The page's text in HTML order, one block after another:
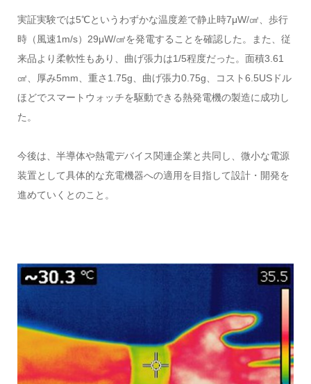
実証実験では5℃というわずかな温度差で静止時7μW/㎠、歩行
時（風速1m/s） 29μW/㎠を発電することを確認した。また、従
来品より柔軟性もあり、曲げ張力は1/5程度だった。面積3.61
㎠、厚み5mm、重さ 1.75g、曲げ張力0.75g、コスト6.5USドル
ほどでスマートウォッチを駆動できる熱発電機の製造に成功し
た。
今後は、半導体や熱電デバイス関連企業と共同し、微小な電源
装置として具体的な充電機器への適用を目指して設計・開発を
進めていくとのこと。